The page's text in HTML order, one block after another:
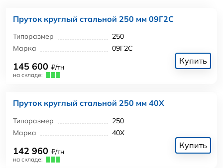
Пруток круглый стальной 250 мм 09Г2С
Типоразмер
250
Марка
09Г2С
145 600 ₽/тн
на складе:
Купить
Пруток круглый стальной 250 мм 40Х
Типоразмер
250
Марка
40Х
142 960 ₽/тн
на складе:
Купить